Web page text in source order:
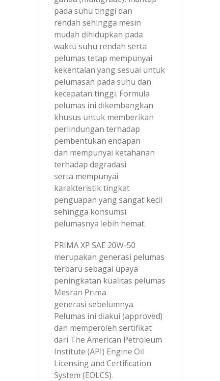
pada suhu tinggi dan
rendah sehingga mesin
mudah dihidupkan pada
waktu suhu rendah serta
pelumas tetap mempunyai
kekentalan yang sesuai untuk
pelumasan pada suhu dan
kecepatan tinggi. Formula
pelumas ini dikembangkan
khusus untuk memberikan
perlindungan terhadap
pembentukan endapan
dan mempunyai ketahanan
terhadap degradasi
serta mempunyai
karakteristik tingkat
penguapan yang sangat kecil
sehingga konsumsi
pelumasnya lebih hemat.
PRIMA XP SAE 20W-50
merupakan generasi pelumas
terbaru sebagai upaya
peningkatan kualitas pelumas
Mesran Prima
generasi sebelumnya.
Pelumas ini diakui (approved)
dan memperoleh sertifikat
dari The American Petroleum
Institute (API) Engine Oil
Licensing and Certification
System (EOLCS).